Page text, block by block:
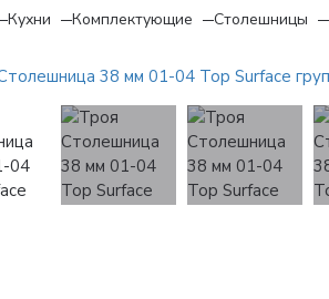
Кухни Комплектующие Столешницы